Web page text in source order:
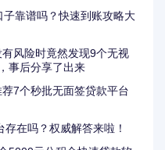
靠谱吗？快速到账攻略大
风险时竟然发现9个无视
事后分享了出来
7个秒批无面签贷款平台
在吗？权威解答来啦！